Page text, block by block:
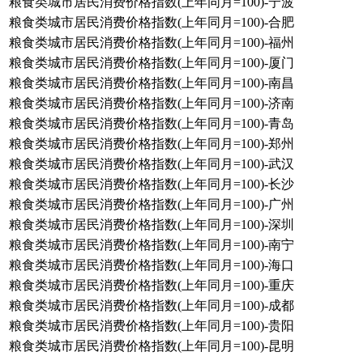
粮食类城市居民消费价格指数(上年同月=100)-合肥
粮食类城市居民消费价格指数(上年同月=100)-福州
粮食类城市居民消费价格指数(上年同月=100)-厦门
粮食类城市居民消费价格指数(上年同月=100)-南昌
粮食类城市居民消费价格指数(上年同月=100)-济南
粮食类城市居民消费价格指数(上年同月=100)-青岛
粮食类城市居民消费价格指数(上年同月=100)-郑州
粮食类城市居民消费价格指数(上年同月=100)-武汉
粮食类城市居民消费价格指数(上年同月=100)-长沙
粮食类城市居民消费价格指数(上年同月=100)-广州
粮食类城市居民消费价格指数(上年同月=100)-深圳
粮食类城市居民消费价格指数(上年同月=100)-南宁
粮食类城市居民消费价格指数(上年同月=100)-海口
粮食类城市居民消费价格指数(上年同月=100)-重庆
粮食类城市居民消费价格指数(上年同月=100)-成都
粮食类城市居民消费价格指数(上年同月=100)-贵阳
粮食类城市居民消费价格指数(上年同月=100)-昆明